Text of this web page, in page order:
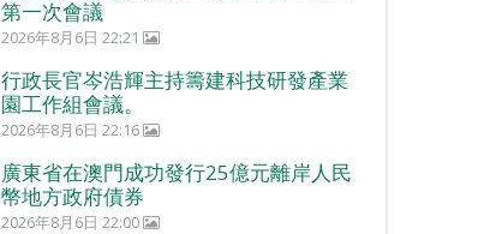
第一次會議
2026年8月6日 22:21
行政長官岑浩輝主持籌建科技研發產業
園工作組會議。
2026年8月6日 22:16
廣東省在澳門成功發行25億元離岸人民
幣地方政府債券
2026年8月6日 22:00